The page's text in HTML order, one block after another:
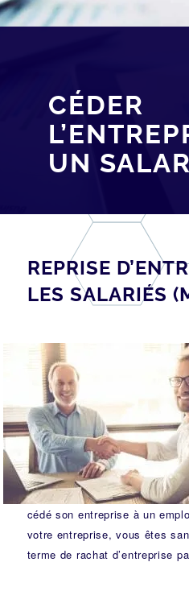
CÉDER
UN
REPRISE
LES SALARIÉS
cédé son entreprise à un
votre entreprise, vous êtes
terme de rachat d’entreprise